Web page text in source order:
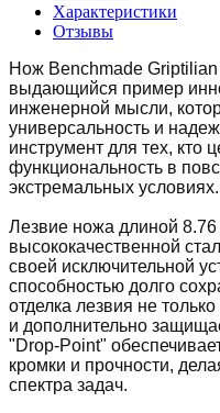
Характеристики
Отзывы
Нож Benchmade Griptilian
выдающийся пример
инженерной мысли,
универсальность и
инструмент для тех, кто
функциональность в
экстремальных условиях.
Лезвие ножа длиной 8.76
высококачественной
своей исключительной
способностью долго
отделка лезвия не
и дополнительно
"Drop-Point"
кромки и прочности,
спектра задач.